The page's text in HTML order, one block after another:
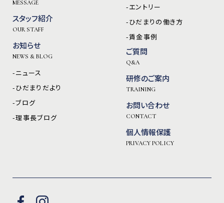
MESSAGE
スタッフ紹介
OUR STAFF
お知らせ
NEWS & BLOG
-ニュース
-ひだまりだより
-ブログ
-理事長ブログ
-エントリー
-ひだまりの働き方
-賃金事例
ご質問
Q&A
研修のご案内
TRAINING
お問い合わせ
CONTACT
個人情報保護
PRIVACY POLICY